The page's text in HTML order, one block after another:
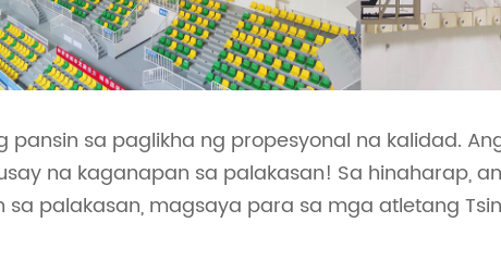
pansin sa paglikha ng propesyonal na kalidad.
na kaganapan sa palakasan! Sa hinaharap,
palakasan, magsaya para sa mga atletang